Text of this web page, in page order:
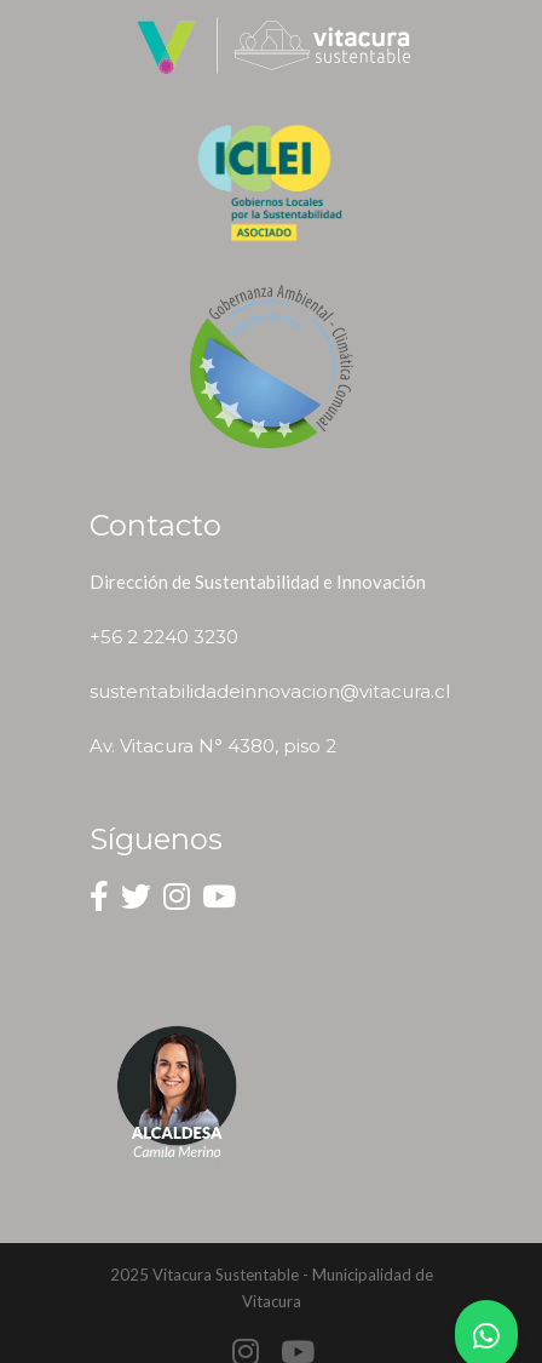
Contacto
Dirección de Sustentabilidad e Innovación
+56 2 2240 3230
sustentabilidadeinnovacion@vitacura.cl
Av. Vitacura N° 4380, piso 2
Síguenos
2025 Vitacura Sustentable - Municipalidad de
Vitacura